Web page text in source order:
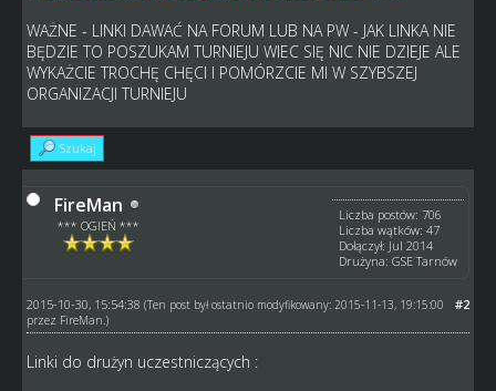
WAŻNE - LINKI DAWAĆ NA FORUM LUB NA PW - JAK LINKA NIE
BĘDZIE TO POSZUKAM TURNIEJU WIEC SIĘ NIC NIE DZIEJE ALE
WYKAŻCIE TROCHĘ CHĘCI I POMÓRZCIE MI W SZYBSZEJ
ORGANIZACJI TURNIEJU
Szukaj
FireMan
*** OGIEŃ ***
Liczba postów: 706
Liczba wątków: 47
Dołączył: Jul 2014
Drużyna: GSE Tarnów
#2
2015-10-30, 15:54:38 (Ten post był ostatnio modyfikowany: 2015-11-13, 19:15:00
przez FireMan .)
Linki do drużyn uczestniczących :